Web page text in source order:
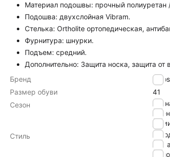
Материал подошвы: прочный полиуретан
Подошва: двухслойная Vibram.
Стелька: Ortholite ортопедическая,
Фурнитура: шнурки.
Подъем: средний.
Дополнительно: Защита носка, защита
Бренд
Lytos
Размер обуви
41
Сезон
Стиль
для